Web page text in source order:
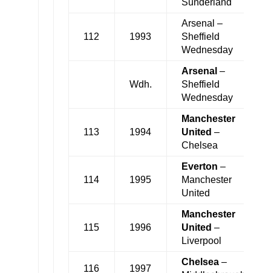
Sunderland
112 1993
Arsenal –
Sheffield
Wednesday
Wdh.
Arsenal –
Sheffield
Wednesday
113 1994
Manchester
United –
Chelsea
114 1995
Everton –
Manchester
United
115 1996
Manchester
United –
Liverpool
116 1997
Chelsea–